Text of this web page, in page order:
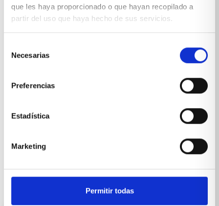
que les haya proporcionado o que hayan recopilado a
partir del uso que haya hecho de sus servicios.
Necesarias
Preferencias
Estadística
Marketing
Permitir todas
Reseñas Google
SOLICITA UNA CITA
Condiciones de venta
Carpintería a medida
Proyectos